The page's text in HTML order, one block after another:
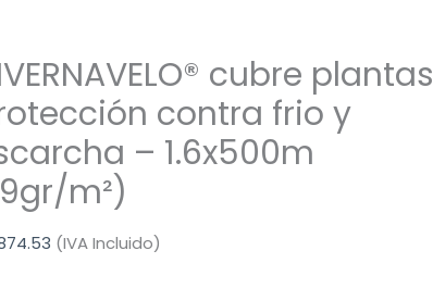
cubre plantas
contra frio y
– 1.6x500m
m²)
(IVA Incluido)